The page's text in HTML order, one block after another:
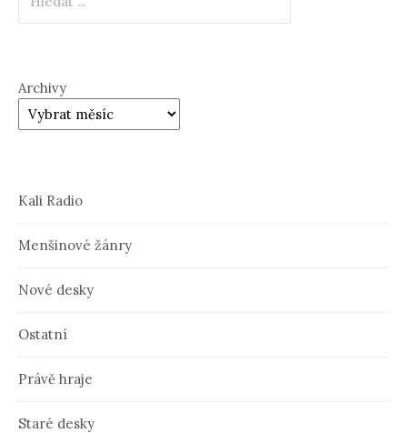
Archivy
Kali Radio
Menšinové žánry
Nové desky
Ostatní
Právě hraje
Staré desky